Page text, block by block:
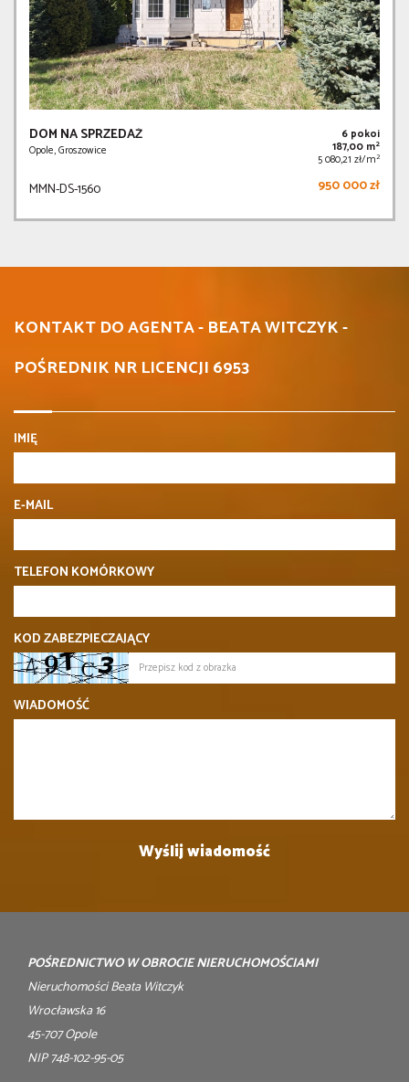
DOM NA SPRZEDAŻ
Opole, Groszowice
6 pokoi
187,00 m2
5 080,21 zł/m2
MMN-DS-1560 950 000 zł
KONTAKT DO AGENTA - BEATA WITCZYK -
POŚREDNIK NR LICENCJI 6953
IMIĘ
E-MAIL
TELEFON KOMÓRKOWY
KOD ZABEZPIECZAJĄCY
WIADOMOŚĆ
POŚREDNICTWO W OBROCIE NIERUCHOMOŚCIAMI
Nieruchomości Beata Witczyk
Wrocławska 16
45-707 Opole
NIP 748-102-95-05